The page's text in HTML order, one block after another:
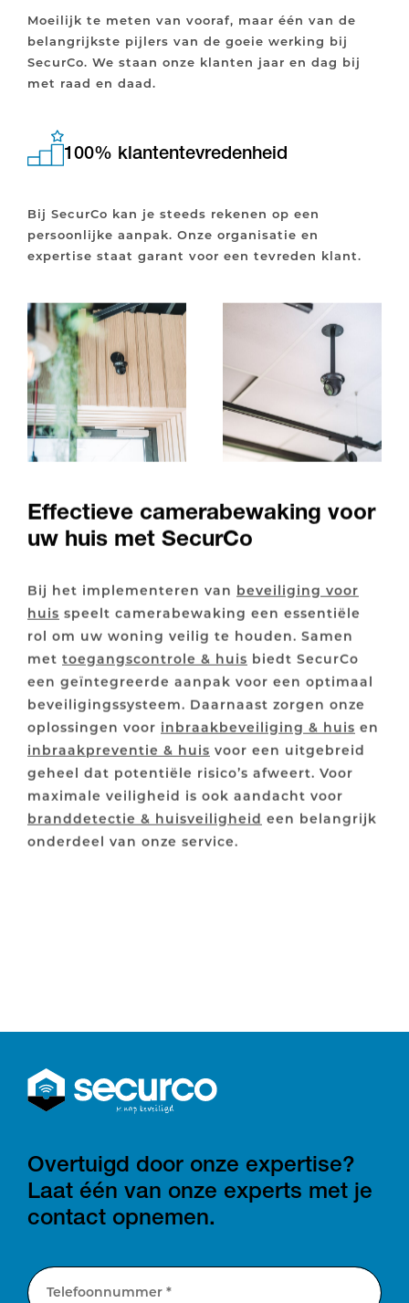
Moeilijk te meten van vooraf, maar één van de
belangrijkste pijlers van de goeie werking bij
SecurCo. We staan onze klanten jaar en dag bij
met raad en daad.
100% klantentevredenheid
Bij SecurCo kan je steeds rekenen op een
persoonlijke aanpak. Onze organisatie en
expertise staat garant voor een tevreden klant.
Effectieve camerabewaking voor
uw huis met SecurCo
Bij het implementeren van beveiliging voor
huis speelt camerabewaking een essentiële
rol om uw woning veilig te houden. Samen
met toegangscontrole & huis biedt SecurCo
een geïntegreerde aanpak voor een optimaal
beveiligingssysteem. Daarnaast zorgen onze
oplossingen voor inbraakbeveiliging & huis en
inbraakpreventie & huis voor een uitgebreid
geheel dat potentiële risico’s afweert. Voor
maximale veiligheid is ook aandacht voor
branddetectie & huisveiligheid een belangrijk
onderdeel van onze service.
Overtuigd door onze expertise?
Laat één van onze experts met je
contact opnemen.
Telefoonnummer *